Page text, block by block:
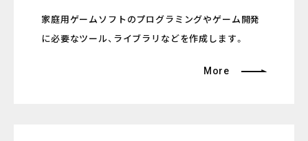
家庭用ゲームソフトのプログラミングやゲーム開発
に必要なツール、ライブラリなどを作成します。
More